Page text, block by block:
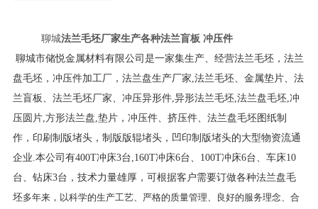
聊城法兰毛坯厂家生产各种法兰盲板 冲压件
聊城市储悦金属材料有限公司是一家集生产、经营法兰毛坯，法兰
盘毛坯，冲压件加工厂，法兰盘生产厂家,法兰毛坯、金属垫片、法
兰盲板、法兰毛坯厂家、冲压异形件,异形法兰毛坯,法兰盘毛坯,冲
压圆片,方形法兰盘,垫片，冲压件、挤压件、法兰盘毛坯图纸制
作，印刷制版堵头，制版版辊堵头，凹印制版堵头的大型物资流通
企业.本公司有400T冲床3台,160T冲床6台、100T冲床6台、车床10
台、钻床3台，技术力量雄厚，可根据客户需要订做各种法兰盘毛
坯多年来，以科学的生产工艺、严格的质量管理、良好的服务理念、合